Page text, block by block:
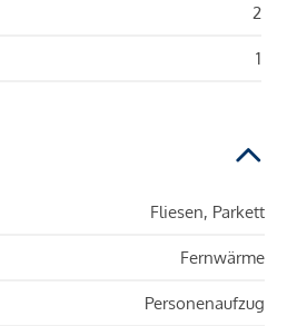
2
1
Fliesen, Parkett
Fernwärme
Personenaufzug